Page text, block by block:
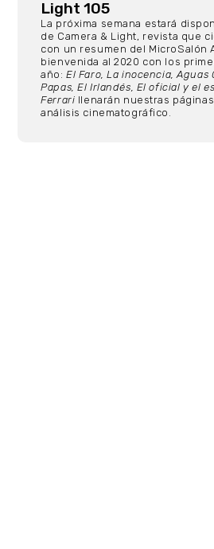
Light 105
La próxima semana estará
de Camera & Light, revista que
con un resumen del MicroSalón
bienvenida al 2020 con los
año:El Faro, La inocencia, Aguas
Papas, El Irlandés, El oficial y el
Ferrari llenarán nuestras
análisis cinematográfico.